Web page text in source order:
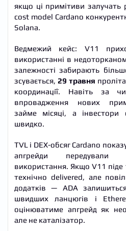
якщо ці примітиви залучать
cost model Cardano
Solana.
Ведмежий кейс: V11
використанні в
залежності забирають
зсувається, 29 травня
координації. Навіть за
впровадження нових
займе місяці, а інвестори
швидко.
TVL і DEX-обсяг Cardano
апгрейди передували
використання. Якщо V11
технічно delivered, але
додатків — ADA
швидших ланцюгів і
оцінюватиме апгрейд як
але не каталізатор.